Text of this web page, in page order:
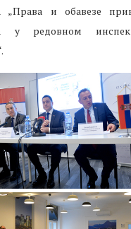
„Права и обавезе
у редовном